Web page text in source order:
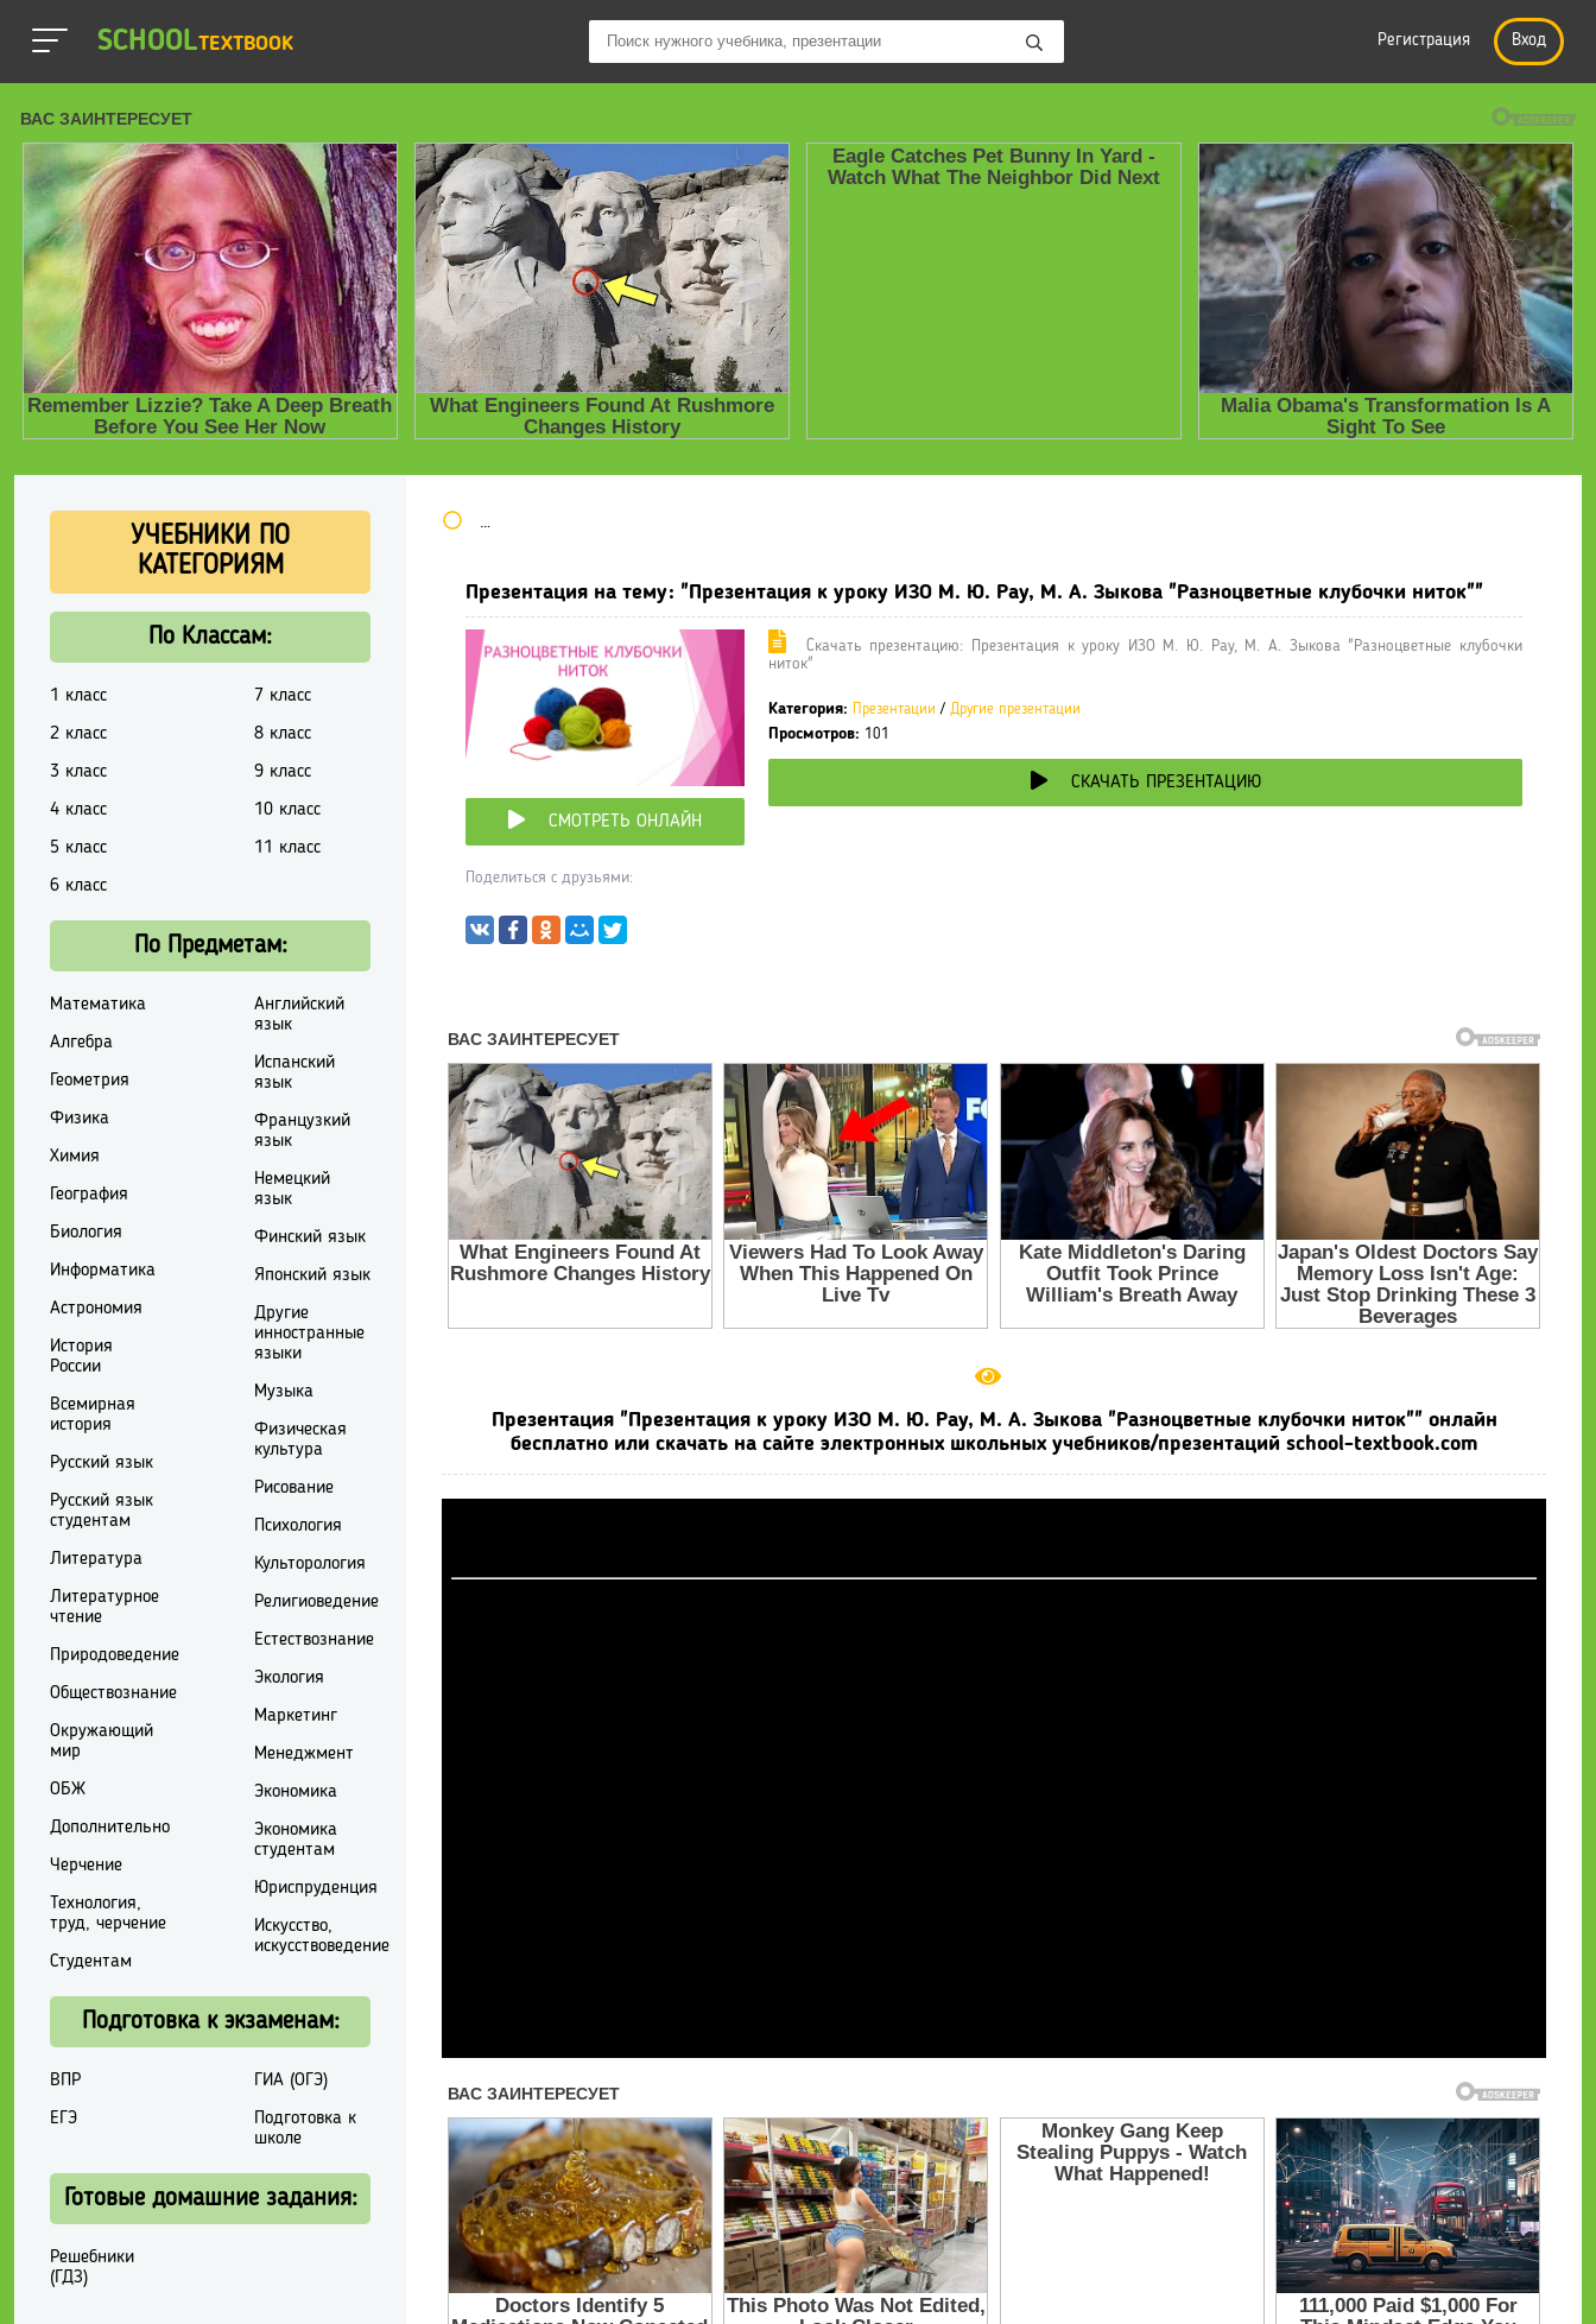
SCHOOLTEXTBOOK Регистрация Вход
Школьные учебники / Презентации по предметам
Презентация на тему: "Презентация к уроку ИЗО М. Ю. Рау, М. А. Зыкова "Разноцветные клубочки ниток""
СМОТРЕТЬ ОНЛАЙН
Поделиться с друзьями:
Cкачать презентацию: Презентация к уроку ИЗО М. Ю. Рау, М. А. Зыкова "Разноцветные клубочки
ниток"
Категория: Презентации / Другие презентации
Просмотров: 101
СКАЧАТЬ ПРЕЗЕНТАЦИЮ
Презентация "Презентация к уроку ИЗО М. Ю. Рау, М. А. Зыкова "Разноцветные клубочки ниток"" онлайн
бесплатно или скачать на сайте электронных школьных учебников/презентаций school-textbook.com
УЧЕБНИКИ ПО
КАТЕГОРИЯМ
По Классам:
1 класс
2 класс
3 класс
4 класс
5 класс
6 класс
7 класс
8 класс
9 класс
10 класс
11 класс
По Предметам:
Математика
Алгебра
Геометрия
Физика
Химия
География
Биология
Информатика
Астрономия
История
России
Всемирная
история
Русский язык
Русский язык
студентам
Литература
Литературное
чтение
Природоведение
Обществознание
Окружающий
мир
ОБЖ
Дополнительно
Черчение
Технология,
труд, черчение
Студентам
Английский
язык
Испанский
язык
Французкий
язык
Немецкий
язык
Финский язык
Японский язык
Другие
инностранные
языки
Музыка
Физическая
культура
Рисование
Психология
Культорология
Религиоведение
Естествознание
Экология
Маркетинг
Менеджмент
Экономика
Экономика
студентам
Юриспруденция
Искусство,
искусствоведение
Подготовка к экзаменам:
ВПР
ЕГЭ
ГИА (ОГЭ)
Подготовка к
школе
Готовые домашние задания:
Решебники
(ГДЗ)